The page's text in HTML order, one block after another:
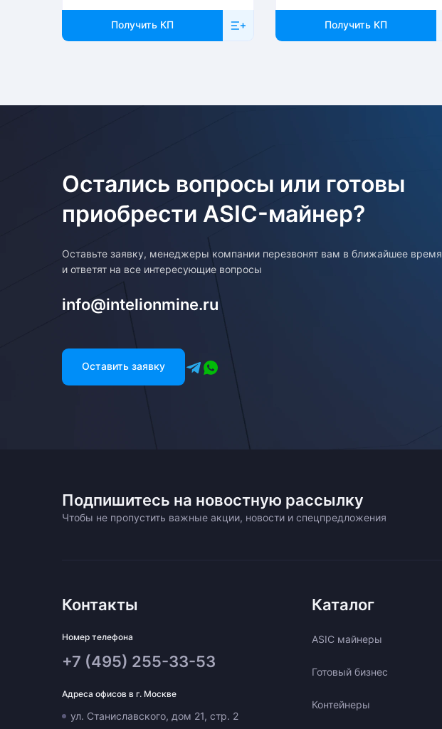
Получить КП Получить КП
Остались вопросы или готовы
приобрести ASIC-майнер?
Оставьте заявку, менеджеры компании перезвонят вам в ближайшее время
и ответят на все интересующие вопросы
info@intelionmine.ru
Оставить заявку
Подпишитесь на новостную рассылку
Чтобы не пропустить важные акции, новости и спецпредложения
Контакты
Номер телефона
+7 (495) 255-33-53
Адреса офисов в г. Москве
ул. Станиславского, дом 21, стр. 2
Каталог
ASIC майнеры
Готовый бизнес
Контейнеры